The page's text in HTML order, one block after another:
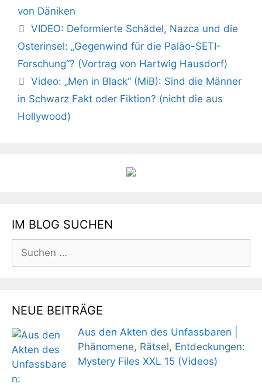
von Däniken
VIDEO: Deformierte Schädel, Nazca und die
Osterinsel: „Gegenwind für die Paläo-SETI-
Forschung“? (Vortrag von Hartwig Hausdorf)
Video: „Men in Black“ (MiB): Sind die Männer
in Schwarz Fakt oder Fiktion? (nicht die aus
Hollywood)
IM BLOG SUCHEN
nach:
NEUE BEITRÄGE
Aus den Akten des Unfassbaren |
Phänomene, Rätsel, Entdeckungen:
Mystery Files XXL 15 (Videos)